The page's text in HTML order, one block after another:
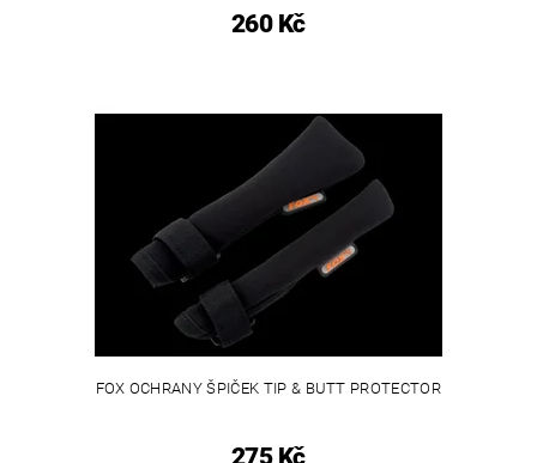
260 Kč
FOX OCHRANY ŠPIČEK TIP & BUTT PROTECTOR
275 Kč